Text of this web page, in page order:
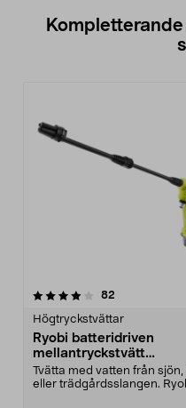
82
Högtryckstvättar
Ryobi batteridriven
mellantryckstvätt
RY18PW22A-0
Tvätta med vatten från sjön,
eller trädgårdsslangen.
4.0av 5 stjärnor